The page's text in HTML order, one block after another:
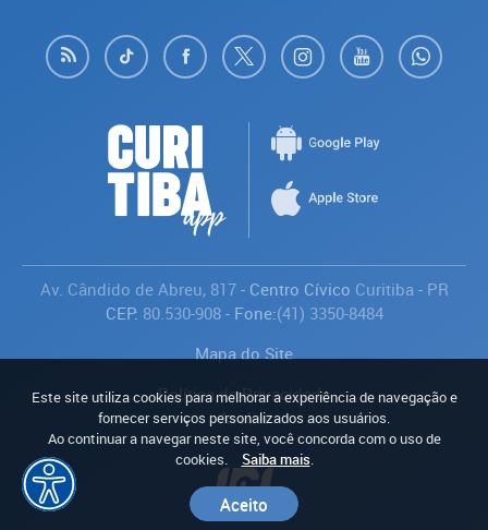
Av. Cândido de Abreu, 817- Centro Cívico Curitiba - PR
CEP: 80.530-908- Fone:(41) 3350-8484
Mapa do Site
Política de Privacidade
Avaliar
Este site utiliza cookies para melhorar a experiência de navegação e
fornecer serviços personalizados aos usuários.
Ao continuar a navegar neste site, você concorda com o uso de
cookies.
Saiba mais.
Aceito